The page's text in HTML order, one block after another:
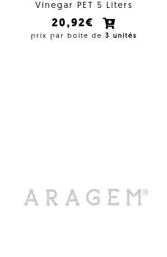
Vinegar PET 5 Liters
20,92€
prix par boîte de 3 unités